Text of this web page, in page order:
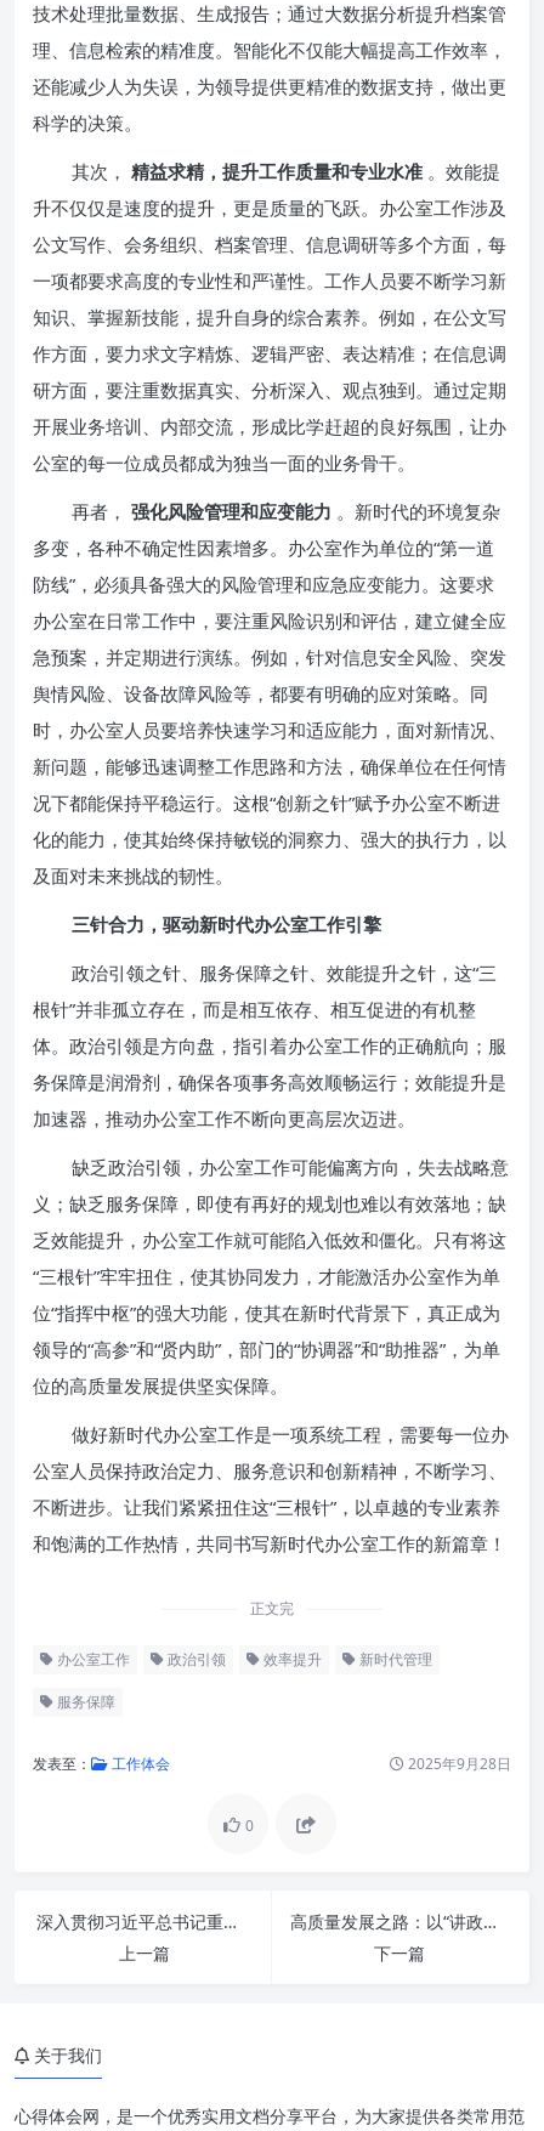
技术处理批量数据、生成报告；通过大数据分析提升档案管
理、信息检索的精准度。智能化不仅能大幅提高工作效率，
还能减少人为失误，为领导提供更精准的数据支持，做出更
科学的决策。
其次， 精益求精，提升工作质量和专业水准 。效能提
升不仅仅是速度的提升，更是质量的飞跃。办公室工作涉及
公文写作、会务组织、档案管理、信息调研等多个方面，每
一项都要求高度的专业性和严谨性。工作人员要不断学习新
知识、掌握新技能，提升自身的综合素养。例如，在公文写
作方面，要力求文字精炼、逻辑严密、表达精准；在信息调
研方面，要注重数据真实、分析深入、观点独到。通过定期
开展业务培训、内部交流，形成比学赶超的良好氛围，让办
公室的每一位成员都成为独当一面的业务骨干。
再者， 强化风险管理和应变能力 。新时代的环境复杂
多变，各种不确定性因素增多。办公室作为单位的“第一道
防线”，必须具备强大的风险管理和应急应变能力。这要求
办公室在日常工作中，要注重风险识别和评估，建立健全应
急预案，并定期进行演练。例如，针对信息安全风险、突发
舆情风险、设备故障风险等，都要有明确的应对策略。同
时，办公室人员要培养快速学习和适应能力，面对新情况、
新问题，能够迅速调整工作思路和方法，确保单位在任何情
况下都能保持平稳运行。这根“创新之针”赋予办公室不断进
化的能力，使其始终保持敏锐的洞察力、强大的执行力，以
及面对未来挑战的韧性。
三针合力，驱动新时代办公室工作引擎
政治引领之针、服务保障之针、效能提升之针，这“三
根针”并非孤立存在，而是相互依存、相互促进的有机整
体。政治引领是方向盘，指引着办公室工作的正确航向；服
务保障是润滑剂，确保各项事务高效顺畅运行；效能提升是
加速器，推动办公室工作不断向更高层次迈进。
缺乏政治引领，办公室工作可能偏离方向，失去战略意
义；缺乏服务保障，即使有再好的规划也难以有效落地；缺
乏效能提升，办公室工作就可能陷入低效和僵化。只有将这
“三根针”牢牢扭住，使其协同发力，才能激活办公室作为单
位“指挥中枢”的强大功能，使其在新时代背景下，真正成为
领导的“高参”和“贤内助”，部门的“协调器”和“助推器”，为单
位的高质量发展提供坚实保障。
做好新时代办公室工作是一项系统工程，需要每一位办
公室人员保持政治定力、服务意识和创新精神，不断学习、
不断进步。让我们紧紧扭住这“三根针”，以卓越的专业素养
和饱满的工作热情，共同书写新时代办公室工作的新篇章！
正文完
办公室工作 政治引领 效率提升 新时代管理
服务保障
发表至： 工作体会 2025年9月28日
0
深入贯彻习近平总书记重要指示精神：着力推动办公室工作高质量发展新格局
上一篇
高质量发展之路：以“讲政治、守纪律、负责任、有效率”为引领
下一篇
关于我们
心得体会网，是一个优秀实用文档分享平台，为大家提供各类常用范